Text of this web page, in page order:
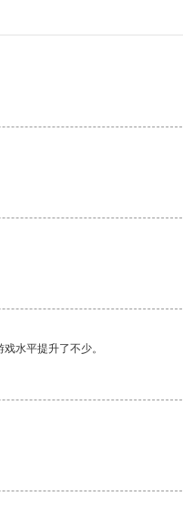
水平提升了不少。